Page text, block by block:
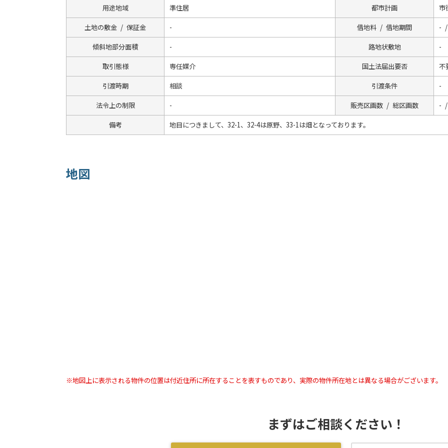
用途地域 準住居 都市計画 市
土地の敷金 / 保証金 - 借地料 / 借地期間 -
傾斜地部分面積 - 路地状敷地 -
取引態様 専任媒介 国土法届出要否 不
引渡時期 相談 引渡条件 -
法令上の制限 - 販売区画数 / 総区画数 -
備考 地目につきまして、32-1、32-4は原野、33-1は畑となっております。
地図
※地図上に表示される物件の位置は付近住所に所在することを表すものであり、実際の物件所在地とは異なる場合がございます。
まずはご相談ください！